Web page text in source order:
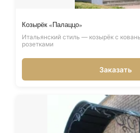
Козырёк «Палаццо»
Итальянский стиль — козырёк с
розетками
Заказать